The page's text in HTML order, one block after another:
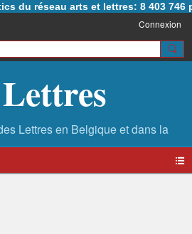
du réseau arts et lettres: 8 403 746
Connexion